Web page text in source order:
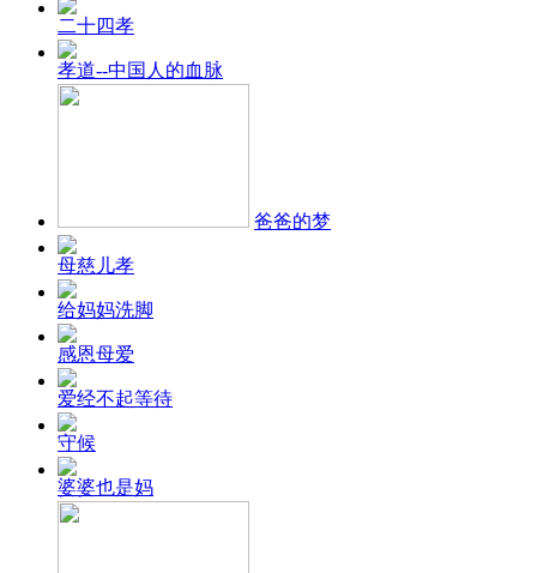
二十四孝
孝道--中国人的血脉
爸爸的梦
母慈儿孝
给妈妈洗脚
感恩母爱
爱经不起等待
守候
婆婆也是妈